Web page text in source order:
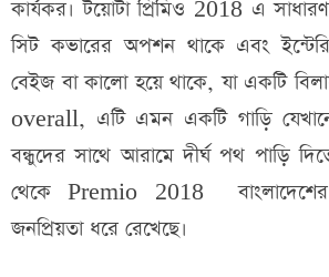
কার্যকর। টয়োটা প্রিমিও 2018 এ
সিট কভারের অপশন থাকে এবং
বেইজ বা কালো হয়ে থাকে, যা একটি
overall, এটি এমন একটি গাড়ি
বন্ধুদের সাথে আরামে দীর্ঘ পথ পাড়ি
থেকে Premio 2018
জনপ্রিয়তা ধরে রেখেছে।